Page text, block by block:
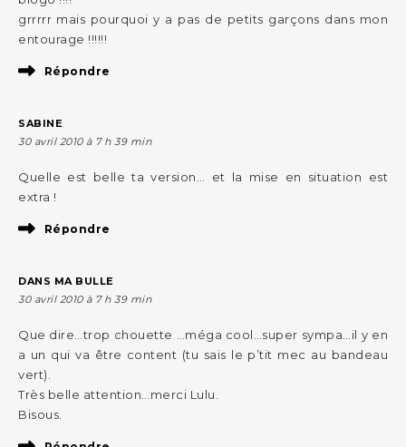
grrrrr mais pourquoi y a pas de petits garçons dans mon
entourage !!!!!!
Répondre
SABINE
30 avril 2010 à 7 h 39 min
Quelle est belle ta version… et la mise en situation est
extra !
Répondre
DANS MA BULLE
30 avril 2010 à 7 h 39 min
Que dire…trop chouette …méga cool…super sympa…il y en
a un qui va être content (tu sais le p’tit mec au bandeau
vert).
Très belle attention…merci Lulu.
Bisous.